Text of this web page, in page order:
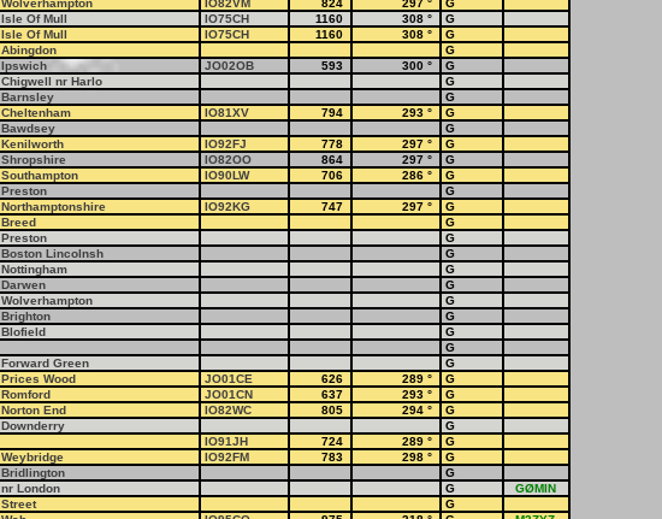
Wolverhampton IO82VM 824 297 °
G
Isle Of Mull IO75CH 1160 308 °
G
Isle Of Mull IO75CH 1160 308 °
G
Abingdon
G
Ipswich JO02OB 593 300 °
G
Chigwell nr Harlo
G
Barnsley
G
Cheltenham IO81XV 794 293 °
G
Bawdsey
G
Kenilworth IO92FJ 778 297 °
G
Shropshire IO82OO 864 297 °
G
Southampton IO90LW 706 286 °
G
Preston
G
Northamptonshire IO92KG 747 297 °
G
Breed
G
Preston
G
Boston Lincolnsh
G
Nottingham
G
Darwen
G
Wolverhampton
G
Brighton
G
Blofield
G
G
Forward Green
G
Prices Wood JO01CE 626 289 °
G
Romford JO01CN 637 293 °
G
Norton End IO82WC 805 294 °
G
Downderry
G
IO91JH 724 289 °
G
Weybridge IO92FM 783 298 °
G
Bridlington
G
nr London G
GØMIN
Street
G